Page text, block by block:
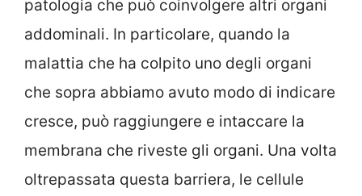
patologia che può coinvolgere altri organi
addominali. In particolare, quando la
malattia che ha colpito uno degli organi
che sopra abbiamo avuto modo di indicare
cresce, può raggiungere e intaccare la
membrana che riveste gli organi. Una volta
oltrepassata questa barriera, le cellule